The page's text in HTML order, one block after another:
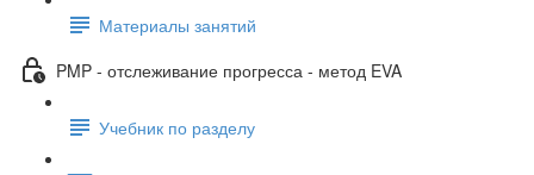
Материалы занятий
PMP - отслеживание прогресса - метод EVA
Учебник по разделу